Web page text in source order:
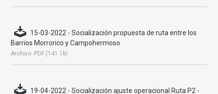
15-03-2022 - Socialización propuesta de ruta entre los
Barrios Morrorico y Campohermoso
Archivo .PDF (141.1k)
19-04-2022 - Socialización ajuste operacional Ruta P2 -